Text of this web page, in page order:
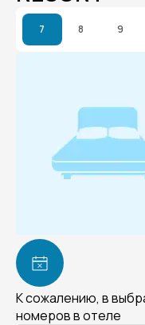
7 8 9
К сожалению, в
номеров в отеле